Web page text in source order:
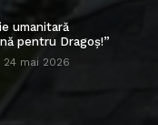
umanitară
pentru Dragoș!”
24 mai 2026